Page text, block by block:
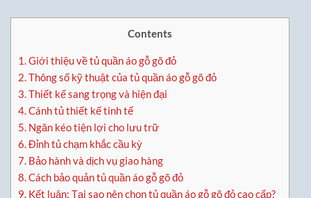
Contents
1.Giới thiệu về tủ quần áo gỗ gõ đỏ
2.Thông số kỹ thuật của tủ quần áo gỗ gõ đỏ
3.Thiết kế sang trọng và hiện đại
4.Cánh tủ thiết kế tinh tế
5. Ngăn kéo tiện lợi cho lưu trữ
6.Đỉnh tủ chạm khắc cầu kỳ
7. Bảo hành và dịch vụ giao hàng
8.Cách bảo quản tủ quần áo gỗ gõ đỏ
9. Kết luận: Tại sao nên chọn tủ quần áo gỗ gõ đỏ cao cấp?